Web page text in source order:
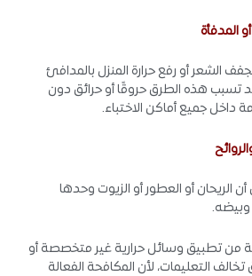
المدفأة
الشعر أو رفع حرارة المنزل بالمدافئ
تسبب هذه الطرق حروقًا أو حرائق دون
داخل جميع أماكن الاختباء.
الريحان أو العطور أو الزيوت وحدها
من تطبيق وسائل حرارية غير متخصصة أو
التعليمات، لأن المكافحة الفعالة